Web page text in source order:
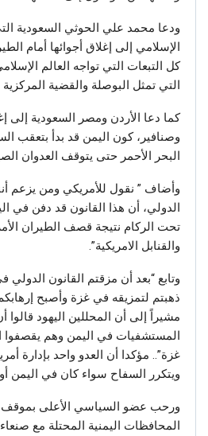
ودعا محمد علي الحوثي السعودية
الإسلامي إلى إغلاق أجوائها أمام
كل التبعات التي تواجه العالم
التي تمثل البوصلة والقضية المركزية
كما دعا الأردن ومصر السعودية إلى
وصنافير، كون اليمن قد بدأ بتعقب
البحر الأحمر حتى يتوقف العدوان
وأضاف ” نقول للأمريكي ومن يزعم
الدولي، أن هذا القانون قد دفن في
تحت الركام نتيجة قصف الطيران
والقنابل الامريكية”.
وتابع “بعد أن مزقتم القانون
ذهبتم لتمزيقه في غزة وأصبح
مشيراً إلى أن المحللين اليهود
المستشفيات في اليمن وهم يقصفوا
غزة”.. مؤكدا أن العدو واحد بإدارة
ويتكرر السفاح سواء كان في اليمن
ورحب عضو السياسي الأعلى بموقف
المحافظات اليمنية المحتلة مع